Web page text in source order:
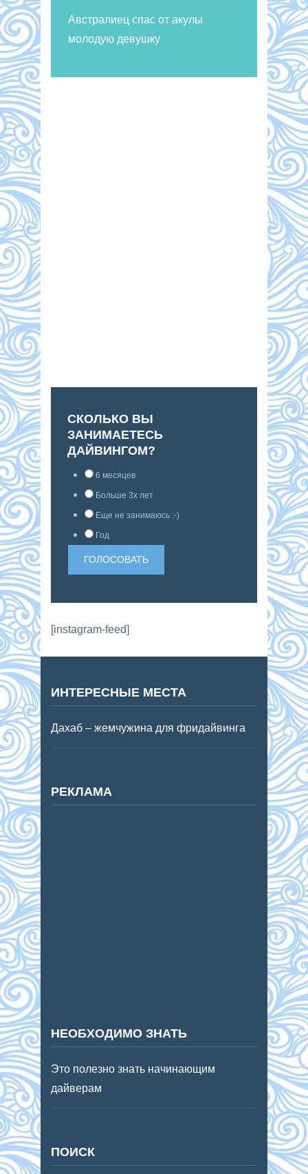
Австралиец спас от акулы
молодую девушку
СКОЛЬКО ВЫ
ЗАНИМАЕТЕСЬ
ДАЙВИНГОМ?
6 месяцев
Больше 3х лет
Еще не занимаюсь :-)
Год
[instagram-feed]
ИНТЕРЕСНЫЕ МЕСТА
Дахаб – жемчужина для фридайвинга
РЕКЛАМА
НЕОБХОДИМО ЗНАТЬ
Это полезно знать начинающим
дайверам
ПОИСК